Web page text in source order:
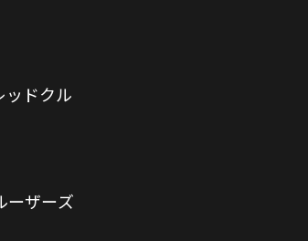
ッドクル
ーザーズ